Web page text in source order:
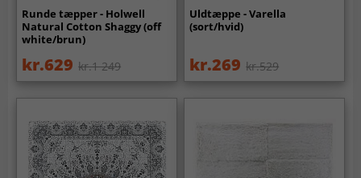
Runde tæpper - Holwell
Natural Cotton Shaggy (off
white/brun)
kr.629 kr.1 249
Uldtæppe - Varella
(sort/hvid)
kr.269 kr.529